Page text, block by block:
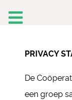
PRIVACY
De
een groep